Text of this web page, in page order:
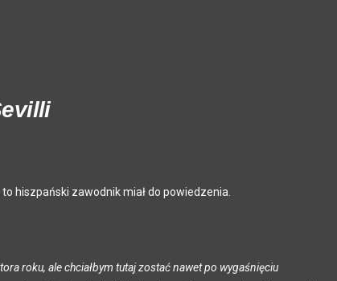
to hiszpański zawodnik miał do powiedzenia.
roku, ale chciałbym tutaj zostać nawet po wygaśnięciu